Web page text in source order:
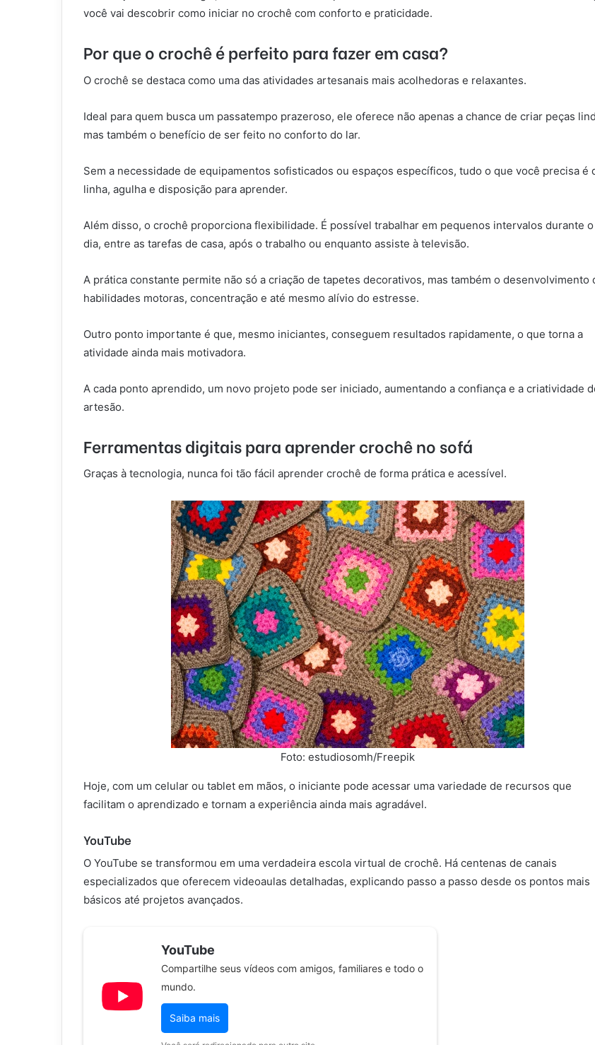
você vai descobrir como iniciar no crochê com conforto e praticidade.
Por que o crochê é perfeito para fazer em casa?
O crochê se destaca como uma das atividades artesanais mais acolhedoras e relaxantes.
Ideal para quem busca um passatempo prazeroso, ele oferece não apenas a chance de criar peças
mas também o benefício de ser feito no conforto do lar.
Sem a necessidade de equipamentos sofisticados ou espaços específicos, tudo o que você precisa é
linha, agulha e disposição para aprender.
Além disso, o crochê proporciona flexibilidade. É possível trabalhar em pequenos intervalos durante o
dia, entre as tarefas de casa, após o trabalho ou enquanto assiste à televisão.
A prática constante permite não só a criação de tapetes decorativos, mas também o desenvolvimento
habilidades motoras, concentração e até mesmo alívio do estresse.
Outro ponto importante é que, mesmo iniciantes, conseguem resultados rapidamente, o que torna a
atividade ainda mais motivadora.
A cada ponto aprendido, um novo projeto pode ser iniciado, aumentando a confiança e a criatividade
artesão.
Ferramentas digitais para aprender crochê no sofá
Graças à tecnologia, nunca foi tão fácil aprender crochê de forma prática e acessível.
Foto: estudiosomh/Freepik
Hoje, com um celular ou tablet em mãos, o iniciante pode acessar uma variedade de recursos que
facilitam o aprendizado e tornam a experiência ainda mais agradável.
YouTube
O YouTube se transformou em uma verdadeira escola virtual de crochê. Há centenas de canais
especializados que oferecem videoaulas detalhadas, explicando passo a passo desde os pontos mais
básicos até projetos avançados.
YouTube
Compartilhe seus vídeos com amigos, familiares e todo o
mundo.
Saiba mais